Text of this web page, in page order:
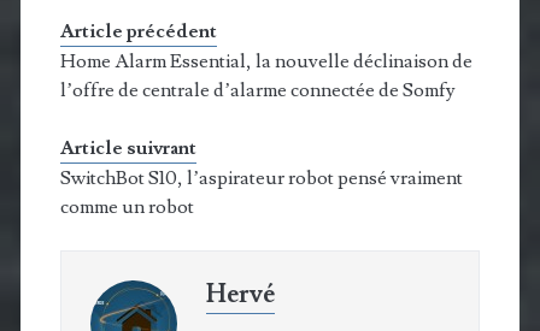
Article précédent
Home Alarm Essential, la nouvelle déclinaison de
l’offre de centrale d’alarme connectée de Somfy
Article suivrant
SwitchBot S10, l’aspirateur robot pensé vraiment
comme un robot
Hervé